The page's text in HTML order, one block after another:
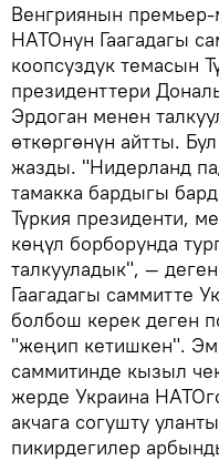
Венгриянын
НАТОнун Гаагадагы
коопсуздук темасын
президенттери
Эрдоган менен
өткөргөнүн айтты.
жазды. "Нидерланд
тамакка бардыгы
Түркия президенти,
көңүл борборунда
талкууладык", —
Гаагадагы саммитте
болбош керек деген
"жеңип кетишкен".
саммитинде кызыл
жерде Украина
акчага согушту
пикирдегилер